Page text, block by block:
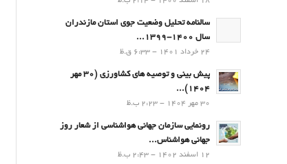
سالنامه تحلیل وضعیت جوی استان مازندران
سال 1400-1399...
24 خرداد 1401 - 6:33 ق.ظ
پیش بینی و توصیه های کشاورزی (30 مهر
۱۴۰۴)...
30 مهر 1404 - 2:23 ب.ظ
رونمایی سازمان جهانی هواشناسی از شعار روز
جهانی هواشناس...
12 اسفند 1402 - 2:43 ب.ظ